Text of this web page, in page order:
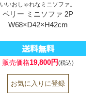
いいおしゃれなミニソファ。
ペリー ミニソファ 2P
W68×D42×H42cm
販売価格19,800円(税込)